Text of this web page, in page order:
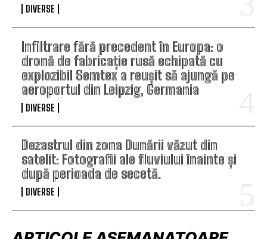
DIVERSE
Infiltrare fără precedent în Europa: o
dronă de fabricație rusă echipată cu
explozibil Semtex a reușit să ajungă pe
aeroportul din Leipzig, Germania
DIVERSE
Dezastrul din zona Dunării văzut din
satelit: Fotografii ale fluviului înainte și
după perioada de secetă.
DIVERSE